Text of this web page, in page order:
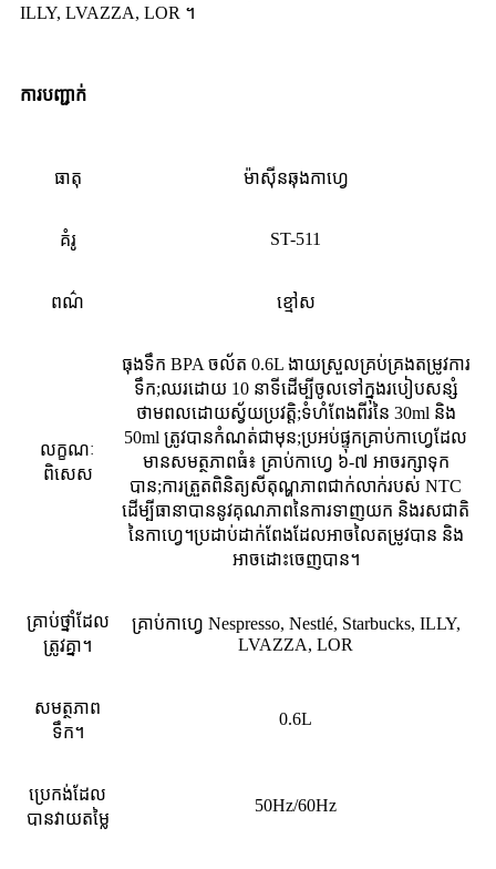
ILLY, LVAZZA, LOR ។
ការបញ្ជាក់
ធាតុ ម៉ាស៊ីនឆុងកាហ្វេ
គំរូ ST-511
ពណ៌ ខ្មៅ​ស
លក្ខណៈ
ពិសេស
ធុងទឹក BPA ចល័ត 0.6L ងាយស្រួលគ្រប់គ្រងតម្រូវការ
ទឹក;ឈរដោយ 10 នាទីដើម្បីចូលទៅក្នុងរបៀបសន្សំ
ថាមពលដោយស្វ័យប្រវត្តិ;ទំហំពែងពីរនៃ 30ml និង
50ml ត្រូវបានកំណត់ជាមុន;ប្រអប់ផ្ទុកគ្រាប់កាហ្វេដែល
មានសមត្ថភាពធំ៖ គ្រាប់កាហ្វេ ៦-៧ អាចរក្សាទុក
បាន;ការត្រួតពិនិត្យសីតុណ្ហភាពជាក់លាក់របស់ NTC
ដើម្បីធានាបាននូវគុណភាពនៃការទាញយក និងរសជាតិ
នៃកាហ្វេ។ប្រដាប់ដាក់ពែងដែលអាចលៃតម្រូវបាន និង
អាចដោះចេញបាន។
គ្រាប់ថ្នាំដែល
ត្រូវគ្នា។
គ្រាប់កាហ្វេ Nespresso, Nestlé, Starbucks, ILLY,
LVAZZA, LOR
សមត្ថភាព
ទឹក។
0.6L
ប្រេកង់ដែល
បានវាយតម្លៃ
50Hz/60Hz